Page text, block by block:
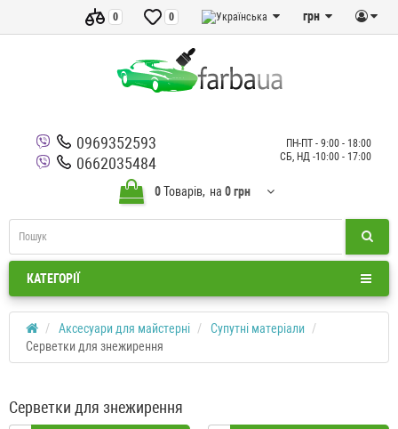
грн
0
0
0969352593
0662035484
ПН-ПТ - 9:00 - 18:00
СБ, НД -10:00 - 17:00
0Товарів, на 0 грн
КАТЕГОРІЇ
Аксесуари для майстерні
Супутні матеріали
Серветки для знежирення
Серветки для знежирення